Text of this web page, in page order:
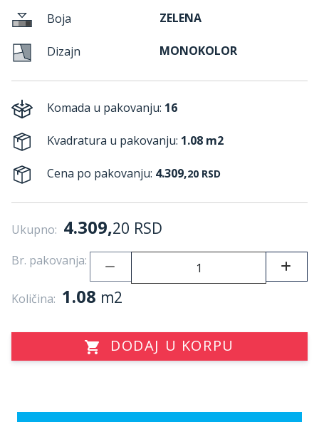
Boja ZELENA
Dizajn MONOKOLOR
Komada u pakovanju: 16
Kvadratura u pakovanju: 1.08 m2
Cena po pakovanju: 4.309,20 RSD
Ukupno: 4.309,20 RSD
Br. pakovanja:
Količina: 1.08 m2
DODAJ U KORPU